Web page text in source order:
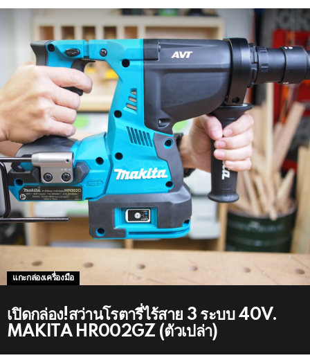
แกะกล่องเครื่องมือ
เปิดกล่อง!สว่านโรตารี่ไร้สาย 3 ระบบ 40V.
MAKITA HR002GZ (ตัวเปล่า)